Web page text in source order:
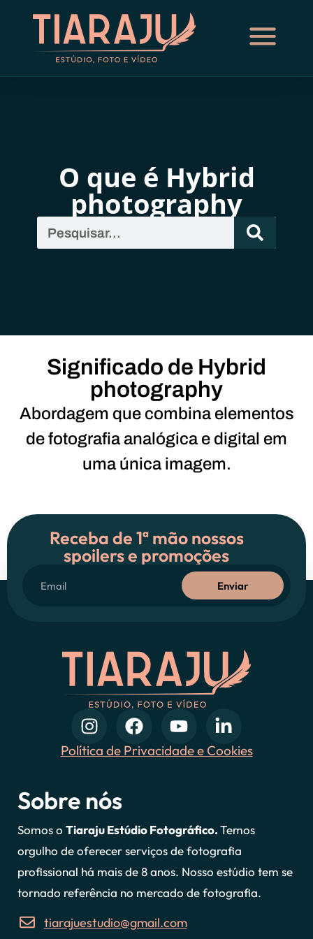
O que é Hybrid
photography
Significado de Hybrid
photography
Abordagem que combina elementos
de fotografia analógica e digital em
uma única imagem.
Receba de 1ª mão nossos
spoilers e promoções
Enviar
Política de Privacidade e Cookies
Sobre nós
Somos o Tiaraju Estúdio Fotográfico.Temos
orgulho de oferecer serviços de fotografia
profissional há mais de 8 anos. Nosso estúdio tem se
tornado referência no mercado de fotografia.
tiarajuestudio@gmail.com